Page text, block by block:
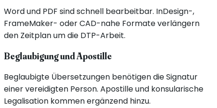
Word und PDF sind schnell bearbeitbar. InDesign-,
FrameMaker- oder CAD-nahe Formate verlängern
den Zeitplan um die DTP-Arbeit.
Beglaubigung und Apostille
Beglaubigte Übersetzungen benötigen die Signatur
einer vereidigten Person. Apostille und konsularische
Legalisation kommen ergänzend hinzu.